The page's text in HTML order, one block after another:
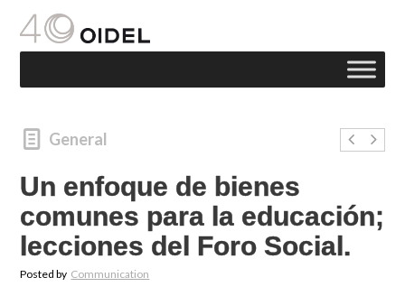
General
Un enfoque de bienes
comunes para la educación;
lecciones del Foro Social.
Posted by Communication